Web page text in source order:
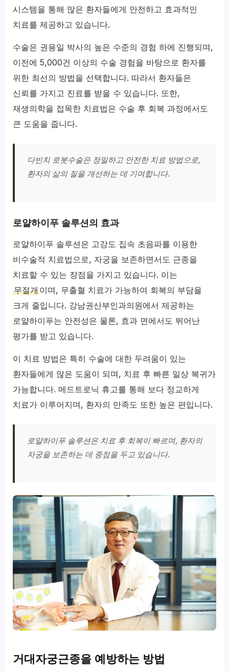
시스템을 통해 많은 환자들에게 안전하고 효과적인
치료를 제공하고 있습니다.
수술은 권용일 박사의 높은 수준의 경험 하에 진행되며,
이전에 5,000건 이상의 수술 경험을 바탕으로 환자를
위한 최선의 방법을 선택합니다. 따라서 환자들은
신뢰를 가지고 진료를 받을 수 있습니다. 또한,
재생의학을 접목한 치료법은 수술 후 회복 과정에서도
큰 도움을 줍니다.
다빈치 로봇수술은 정밀하고 안전한 치료 방법으로,
환자의 삶의 질을 개선하는 데 기여합니다.
로얄하이푸 솔루션의 효과
로얄하이푸 솔루션은 고강도 집속 초음파를 이용한
비수술적 치료법으로, 자궁을 보존하면서도 근종을
치료할 수 있는 장점을 가지고 있습니다. 이는
무절개이며, 무출혈 치료가 가능하여 회복의 부담을
크게 줄입니다. 강남권산부인과의원에서 제공하는
로얄하이푸는 안전성은 물론, 효과 면에서도 뛰어난
평가를 받고 있습니다.
이 치료 방법은 특히 수술에 대한 두려움이 있는
환자들에게 많은 도움이 되며, 치료 후 빠른 일상 복귀가
가능합니다. 메드트로닉 휴고를 통해 보다 정교하게
치료가 이루어지며, 환자의 만족도 또한 높은 편입니다.
로얄하이푸 솔루션은 치료 후 회복이 빠르며, 환자의
자궁을 보존하는 데 중점을 두고 있습니다.
거대자궁근종을 예방하는 방법